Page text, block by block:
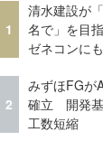
1
清水建設が
名で」を目
ゼネコンに
2
みずほFGが
確立 開発基
工数短縮